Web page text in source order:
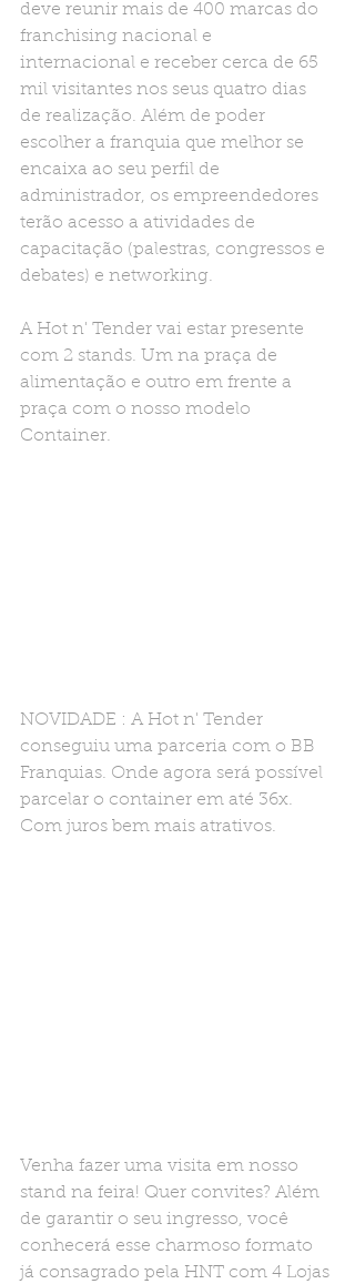
deve reunir mais de 400 marcas do
franchising nacional e
internacional e receber cerca de 65
mil visitantes nos seus quatro dias
de realização. Além de poder
escolher a franquia que melhor se
encaixa ao seu perfil de
administrador, os empreendedores
terão acesso a atividades de
capacitação (palestras, congressos e
debates) e networking.
A Hot n' Tender vai estar presente
com 2 stands. Um na praça de
alimentação e outro em frente a
praça com o nosso modelo
Container.
NOVIDADE : A Hot n' Tender
conseguiu uma parceria com o BB
Franquias. Onde agora será possível
parcelar o container em até 36x.
Com juros bem mais atrativos.
Venha fazer uma visita em nosso
stand na feira! Quer convites? Além
de garantir o seu ingresso, você
conhecerá esse charmoso formato
já consagrado pela HNT com 4 Lojas